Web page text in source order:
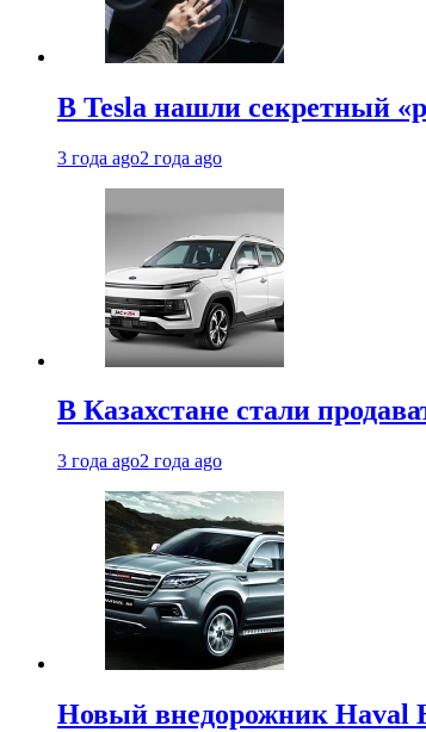
В Tesla нашли секретный
3 года ago2 года ago
В Казахстане стали
3 года ago2 года ago
Новый внедорожник Haval